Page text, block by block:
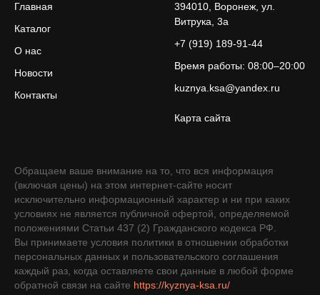
Главная
Каталог
О нас
Новости
Контакты
394010, Воронеж, ул.
Витрука, 3а
+7 (919) 189-91-44
Время работы: 08:00–20:00
kuznya.ksa@yandex.ru
Карта сайта
Обращаем ваше внимание на то, что вся информация
(включая цены) на этом интернет-сайте носит
исключительно информационный характер и ни при каких
условиях не является публичной офертой, определяемой
положениями Статьи 437 (2) Гражданского кодекса РФ.
Вы принимаете условия политики в отношении обработки
персональных данных и пользовательского соглашения
каждый раз, когда оставляете свои данные в любой форме
обратной связи на сайте https://kyznya-ksa.ru/